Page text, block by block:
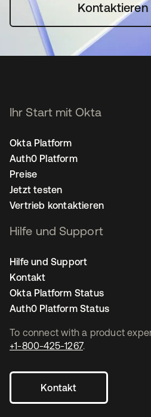
Kontaktieren
To connect with a product
+1-800-425-1267.
Kontakt
Ihr Start mit Okta
Okta Platform
Auth0 Platform
Preise
Jetzt testen
Vertrieb kontaktieren
Hilfe und Support
Hilfe und Support
Kontakt
Okta Platform Status
Auth0 Platform Status